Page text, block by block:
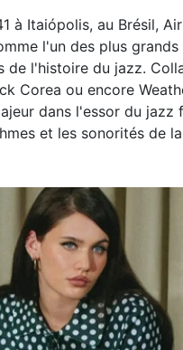
à Itaiópolis, au Brésil,
l'un des plus grands
de l'histoire du jazz.
Corea ou encore
dans l'essor du jazz
et les sonorités de